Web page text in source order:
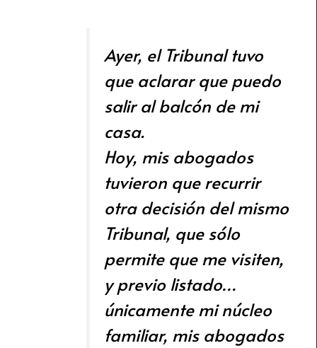
Ayer, el Tribunal tuvo
que aclarar que puedo
salir al balcón de mi
casa.
Hoy, mis abogados
tuvieron que recurrir
otra decisión del mismo
Tribunal, que sólo
permite que me visiten,
y previo listado…
únicamente mi núcleo
familiar, mis abogados